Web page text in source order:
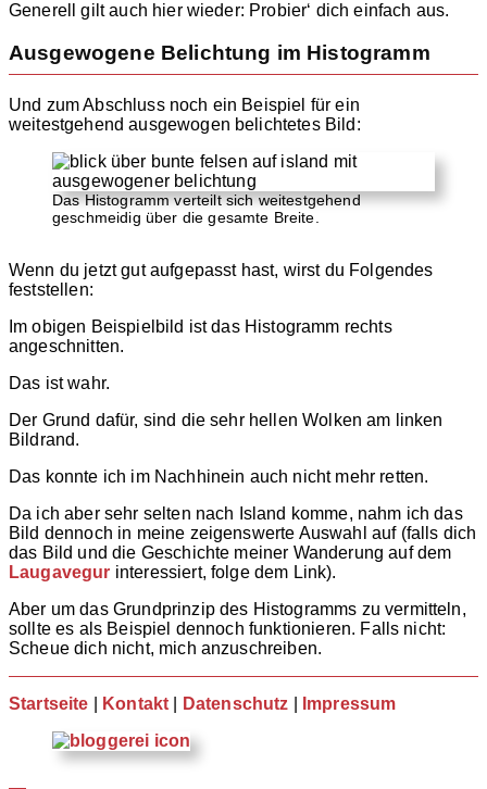
Generell gilt auch hier wieder: Probier‘ dich einfach aus.
Ausgewogene Belichtung im Histogramm
Und zum Abschluss noch ein Beispiel für ein
weitestgehend ausgewogen belichtetes Bild:
Das Histogramm verteilt sich weitestgehend
geschmeidig über die gesamte Breite.
Wenn du jetzt gut aufgepasst hast, wirst du Folgendes
feststellen:
Im obigen Beispielbild ist das Histogramm rechts
angeschnitten.
Das ist wahr.
Der Grund dafür, sind die sehr hellen Wolken am linken
Bildrand.
Das konnte ich im Nachhinein auch nicht mehr retten.
Da ich aber sehr selten nach Island komme, nahm ich das
Bild dennoch in meine zeigenswerte Auswahl auf (falls dich
das Bild und die Geschichte meiner Wanderung auf dem
Laugavegur interessiert, folge dem Link).
Aber um das Grundprinzip des Histogramms zu vermitteln,
sollte es als Beispiel dennoch funktionieren. Falls nicht:
Scheue dich nicht, mich anzuschreiben.
Startseite Kontakt Datenschutz Impressum